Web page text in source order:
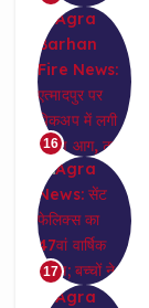
16
17